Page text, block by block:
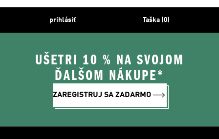
prihlásiť Taška (0)
UŠETRI 10 % NA SVOJOM
ĎALŠOM NÁKUPE*
ZAREGISTRUJ SA ZADARMO